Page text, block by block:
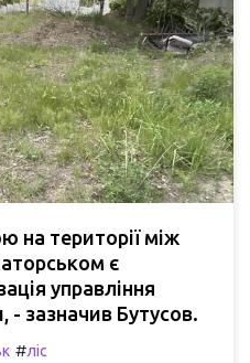
на території між
є
управління
- зазначив Бутусов.
#ліс